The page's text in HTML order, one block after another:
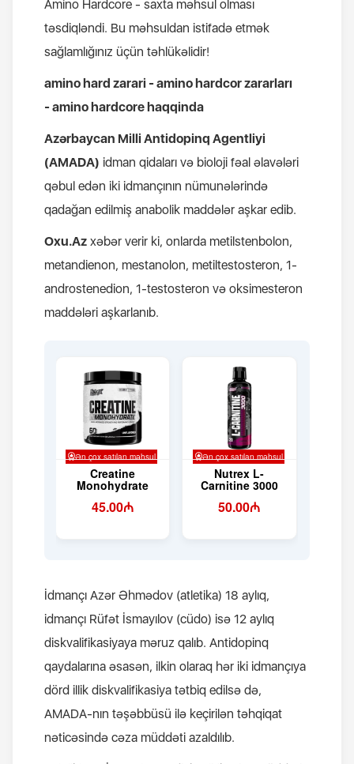
Amino Hardcore - saxta məhsul olması
təsdiqləndi. Bu məhsuldan istifadə etmək
sağlamlığınız üçün təhlükəlidir!
amino hard zarari - amino hardcor zararları
- amino hardcore haqqinda
Azərbaycan Milli Antidopinq Agentliyi
(AMADA) idman qidaları və bioloji fəal əlavələri
qəbul edən iki idmançının nümunələrində
qadağan edilmiş anabolik maddələr aşkar edib.
Oxu.Az xəbər verir ki, onlarda metilstenbolon,
metandienon, mestanolon, metiltestosteron, 1-
androstenedion, 1-testosteron və oksimesteron
maddələri aşkarlanıb.
İdmançı Azər Əhmədov (atletika) 18 aylıq,
idmançı Rüfət İsmayılov (cüdo) isə 12 aylıq
diskvalifikasiyaya məruz qalıb. Antidopinq
qaydalarına əsasən, ilkin olaraq hər iki idmançıya
dörd illik diskvalifikasiya tətbiq edilsə də,
AMADA-nın təşəbbüsü ilə keçirilən təhqiqat
nəticəsində cəza müddəti azaldılıb.